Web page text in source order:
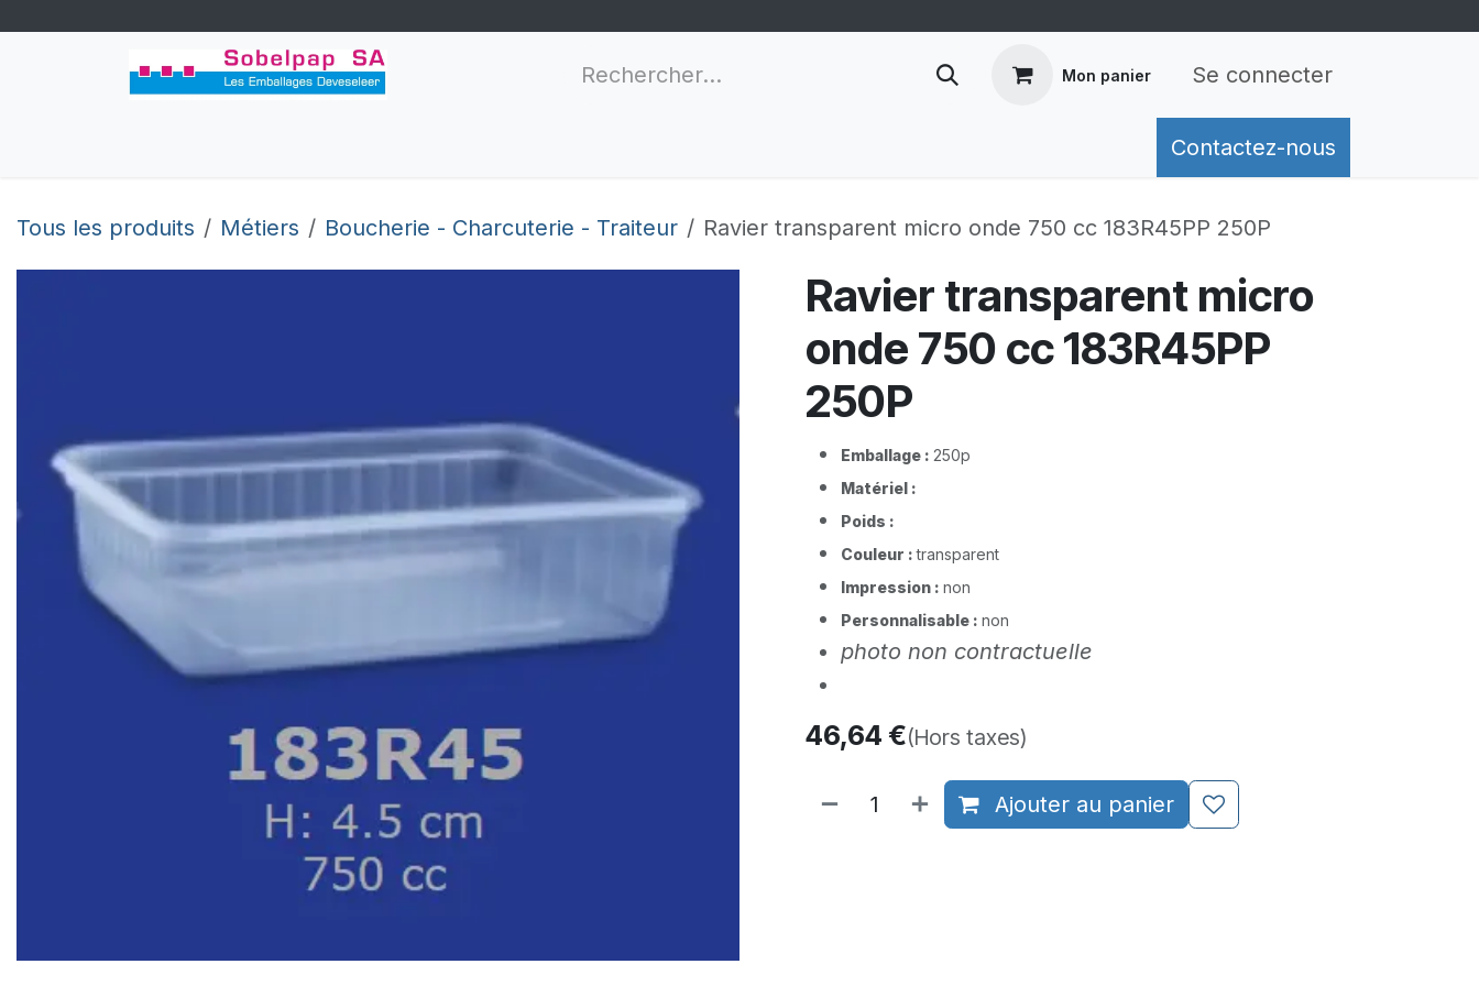
Mon panier Se connecter
Retours Conditions
Contactez-nous
Tous les produits Métiers Boucherie - Charcuterie - Traiteur Ravier transparent micro onde 750 cc 183R45PP 250P
Ravier transparent micro
onde 750 cc 183R45PP
250P
Emballage : 250p​
Matériel :
Poids :
Couleur :transparent
Impression : non
Personnalisable : non
photo non contractuelle
46,64 €(Hors taxes)
Ajouter au panier